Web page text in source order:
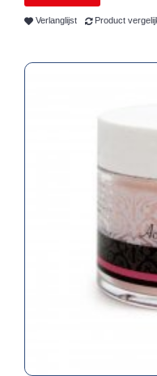
Verlanglijst Product